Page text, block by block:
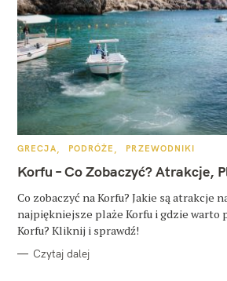
K
T
E
O
R
I
GRECJA PODRÓŻE PRZEWODNIKI
Korfu – Co Zobaczyć? Atrakcje,
Co zobaczyć na Korfu? Jakie są atrakcje
najpiękniejsze plaże Korfu i gdzie warto
Korfu? Kliknij i sprawdź!
Czytaj dalej